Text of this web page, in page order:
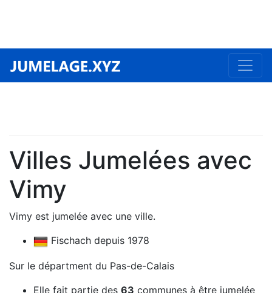
Villes Jumelées avec
Vimy
Vimy est jumelée avec une ville.
Fischach depuis 1978
Sur le départment du Pas-de-Calais
Elle fait partie des 63 communes à être jumelée